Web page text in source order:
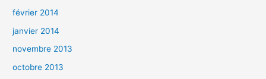
février 2014
janvier 2014
novembre 2013
octobre 2013